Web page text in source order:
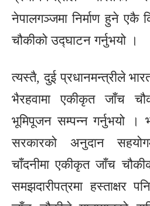
नेपालगञ्जमा निर्माण हुने एकै
चौकीको उद्घाटन गर्नुभयो ।
त्यस्तै, दुई प्रधानमन्त्रीले
भैरहवामा एकीकृत जाँच
भूमिपूजन सम्पन्न गर्नुभयो ।
सरकारको अनुदान
चाँदनीमा एकीकृत जाँच
समझदारीपत्रमा हस्ताक्षर